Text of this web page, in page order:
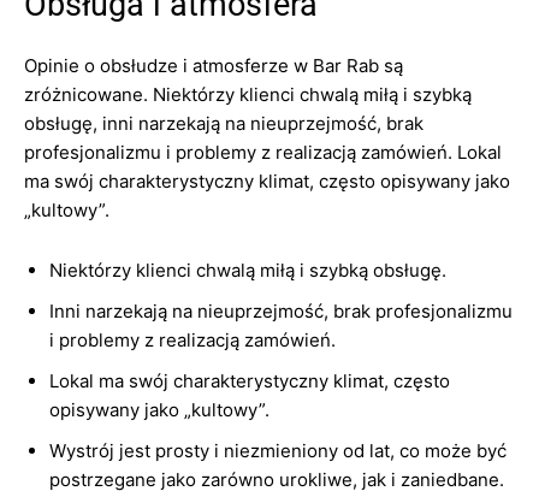
Opinie o obsłudze i atmosferze w Bar Rab są
zróżnicowane. Niektórzy klienci chwalą miłą i szybką
obsługę, inni narzekają na nieuprzejmość, brak
profesjonalizmu i problemy z realizacją zamówień. Lokal
ma swój charakterystyczny klimat, często opisywany jako
„kultowy”.
Niektórzy klienci chwalą miłą i szybką obsługę.
Inni narzekają na nieuprzejmość, brak profesjonalizmu
i problemy z realizacją zamówień.
Lokal ma swój charakterystyczny klimat, często
opisywany jako „kultowy”.
Wystrój jest prosty i niezmieniony od lat, co może być
postrzegane jako zarówno urokliwe, jak i zaniedbane.